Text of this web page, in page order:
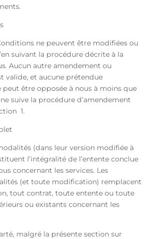
ne peuvent être modifiées ou
suivant la procédure décrite à la
Aucun autre amendement ou
valide, et aucune prétendue
peut être opposée à nous à moins que
suive la procédure d’amendement
1.
(dans leur version modifiée à
l’intégralité de l’entente conclue
concernant les services. Les
(et toute modification) remplacent
tout contrat, toute entente ou toute
ou existants concernant les
malgré la présente section sur